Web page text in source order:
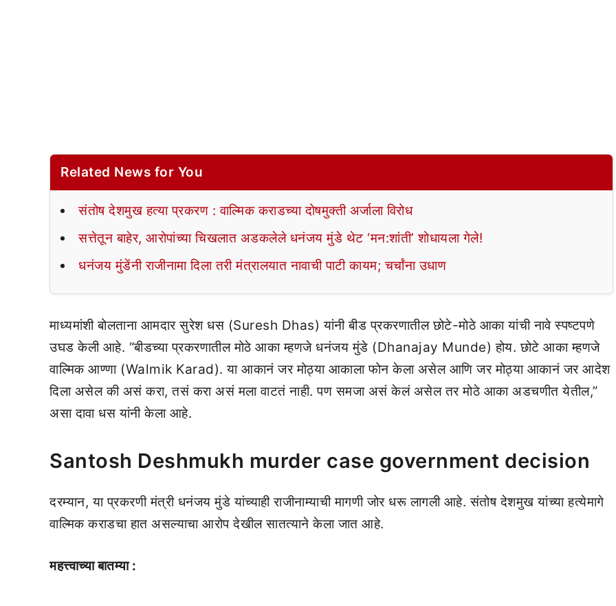
Related News for You
संतोष देशमुख हत्या प्रकरण : वाल्मिक कराडच्या दोषमुक्ती अर्जाला विरोध
सत्तेतून बाहेर, आरोपांच्या चिखलात अडकलेले धनंजय मुंडे थेट ‘मन:शांती’ शोधायला गेले!
धनंजय मुंडेंनी राजीनामा दिला तरी मंत्रालयात नावाची पाटी कायम; चर्चांना उधाण
माध्यमांशी बोलताना आमदार सुरेश धस (Suresh Dhas) यांनी बीड प्रकरणातील छोटे-मोठे आका यांची नावे स्पष्टपणे
उघड केली आहे. “बीडच्या प्रकरणातील मोठे आका म्हणजे धनंजय मुंडे (Dhanajay Munde) होय. छोटे आका म्हणजे
वाल्मिक आण्णा (Walmik Karad). या आकानं जर मोठ्या आकाला फोन केला असेल आणि जर मोठ्या आकानं जर आदेश
दिला असेल की असं करा, तसं करा असं मला वाटतं नाही. पण समजा असं केलं असेल तर मोठे आका अडचणीत येतील,”
असा दावा धस यांनी केला आहे.
Santosh Deshmukh murder case government decision
दरम्यान, या प्रकरणी मंत्री धनंजय मुंडे यांच्याही राजीनाम्याची मागणी जोर धरू लागली आहे. संतोष देशमुख यांच्या हत्येमागे
वाल्मिक कराडचा हात असल्याचा आरोप देखील सातत्याने केला जात आहे.
महत्त्वाच्या बातम्या :